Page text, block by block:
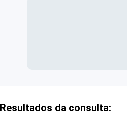
Resultados da consulta: